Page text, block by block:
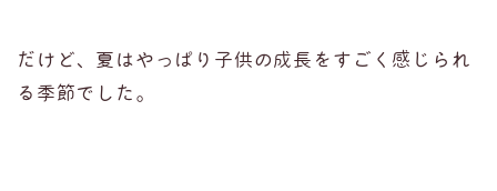
だけど、夏はやっぱり子供の成長をすごく感じられ
る季節でした。